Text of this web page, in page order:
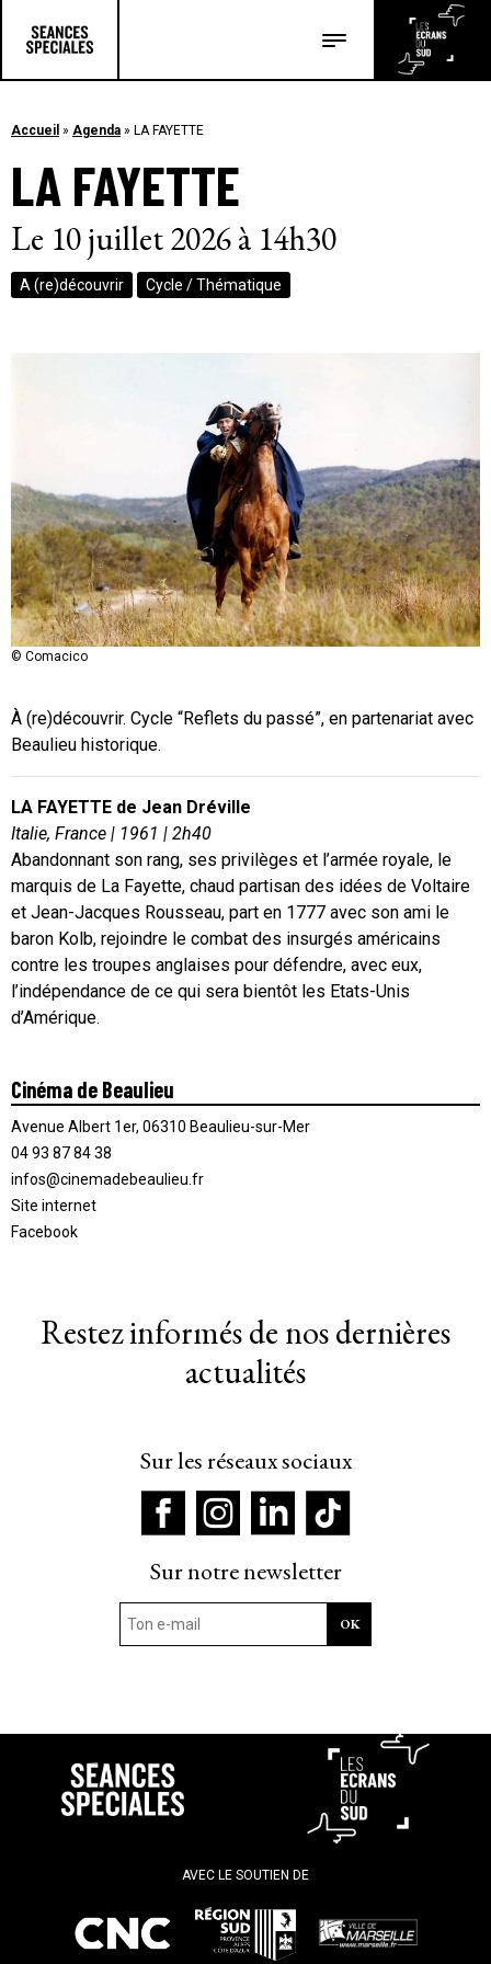
Les articles
Accueil » Agenda » LA FAYETTE
LA FAYETTE
Le 10 juillet 2026 à 14h30
A (re)découvrir Cycle / Thématique
© Comacico
À (re)découvrir. Cycle “Reflets du passé”, en partenariat avec
Beaulieu historique.
LA FAYETTE de Jean Dréville
Italie, France | 1961 | 2h40
Abandonnant son rang, ses privilèges et l’armée royale, le
marquis de La Fayette, chaud partisan des idées de Voltaire
et Jean-Jacques Rousseau, part en 1777 avec son ami le
baron Kolb, rejoindre le combat des insurgés américains
contre les troupes anglaises pour défendre, avec eux,
l’indépendance de ce qui sera bientôt les Etats-Unis
d’Amérique.
Cinéma de Beaulieu
Avenue Albert 1er, 06310 Beaulieu-sur-Mer
04 93 87 84 38
infos@cinemadebeaulieu.fr
Site internet
Facebook
Restez informés de nos dernières
actualités
Sur les réseaux sociaux
Sur notre newsletter
AVEC LE SOUTIEN DE